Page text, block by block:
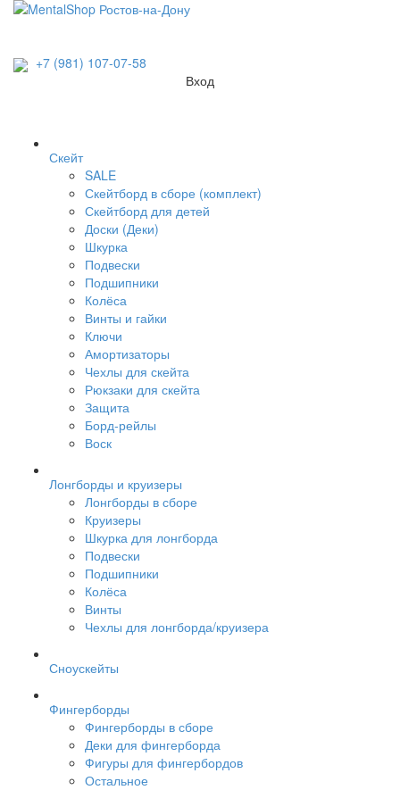
+7 (981) 107-07-58
Вход
Скейт
SALE
Скейтборд в сборе (комплект)
Скейтборд для детей
Доски (Деки)
Шкурка
Подвески
Подшипники
Колёса
Винты и гайки
Ключи
Амортизаторы
Чехлы для скейта
Рюкзаки для скейта
Защита
Борд-рейлы
Воск
Лонгборды и круизеры
Лонгборды в сборе
Круизеры
Шкурка для лонгборда
Подвески
Подшипники
Колёса
Винты
Чехлы для лонгборда/круизера
Сноускейты
Фингерборды
Фингерборды в сборе
Деки для фингерборда
Фигуры для фингербордов
Остальное